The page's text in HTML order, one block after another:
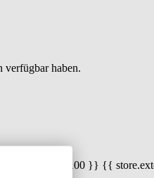
verfügbar haben.
* 100) / 100 }} {{